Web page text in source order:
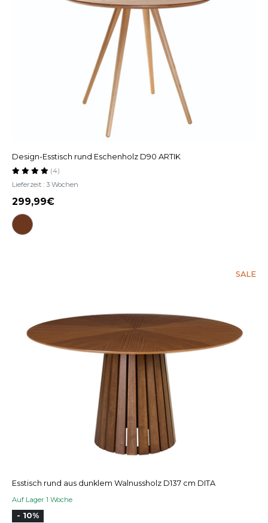
Design-Esstisch rund Eschenholz D90 ARTIK
Lieferzeit : 3 Wochen
(4)
299,99
SALE
Esstisch rund aus dunklem Walnussholz D137 cm DITA
Auf Lager 1 Woche
- 10%